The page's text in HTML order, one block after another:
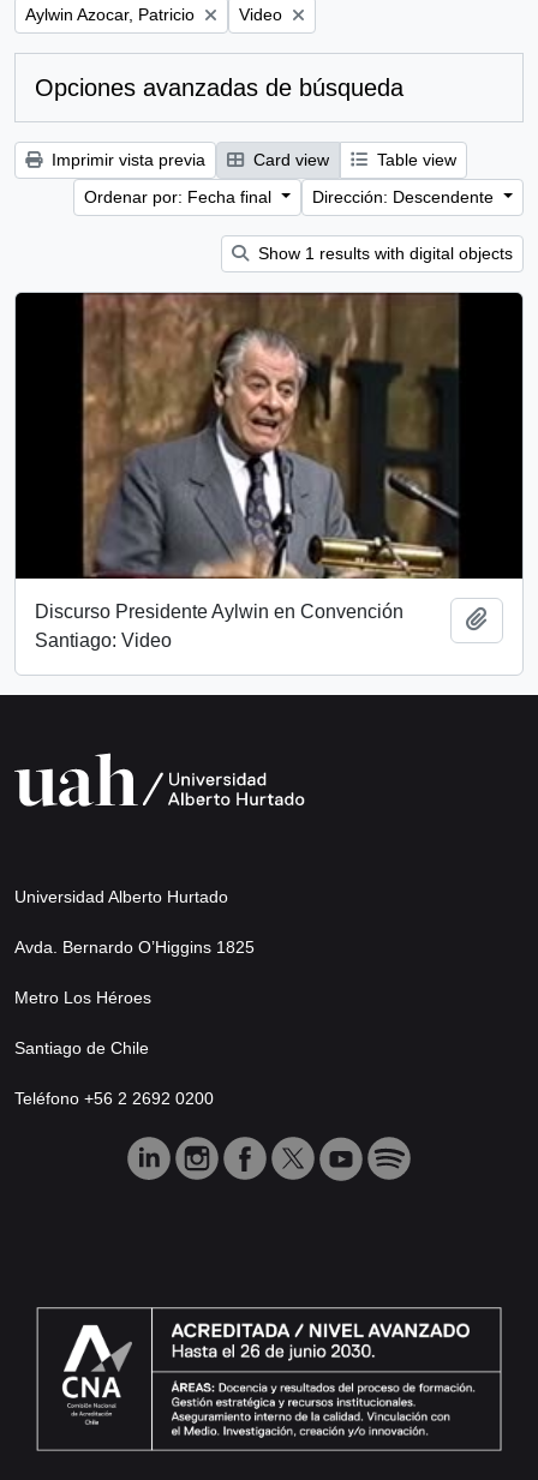
Remove filter:
Aylwin Azocar, Patricio Remove filter:
Video
Opciones avanzadas de búsqueda
Imprimir vista previa Card view
Table view
Ordenar por: Fecha final
Dirección: Descendente
Show 1 results with digital objects
Discurso Presidente Aylwin en Convención
Santiago: Video
Universidad Alberto Hurtado
Avda. Bernardo O’Higgins 1825
Metro Los Héroes
Santiago de Chile
Teléfono +56 2 2692 0200